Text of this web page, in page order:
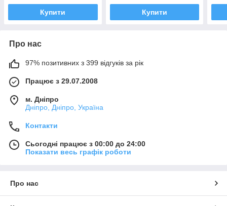
Купити Купити
Про нас
97% позитивних з 399 відгуків за рік
Працює з 29.07.2008
м. Дніпро
Дніпро, Дніпро, Україна
Контакти
Сьогодні працює з 00:00 до 24:00
Показати весь графік роботи
Про нас